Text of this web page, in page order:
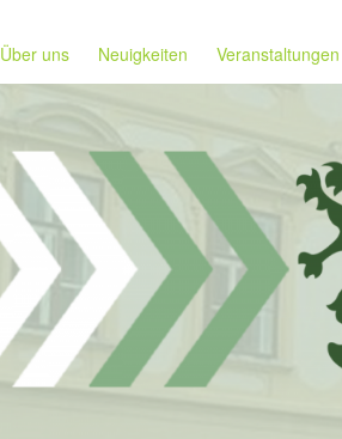
Über uns Neuigkeiten Veranstaltungen